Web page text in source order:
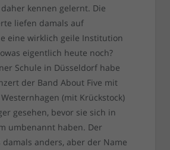
kennen gelernt. Die
liefen damals auf
eine wirklich geile Institution
eigentlich heute noch?
Schule in Düsseldorf habe
der Band About Five mit
(mit Krückstock)
gesehen, bevor sie sich in
umbenannt haben. Der
anders, aber der Name